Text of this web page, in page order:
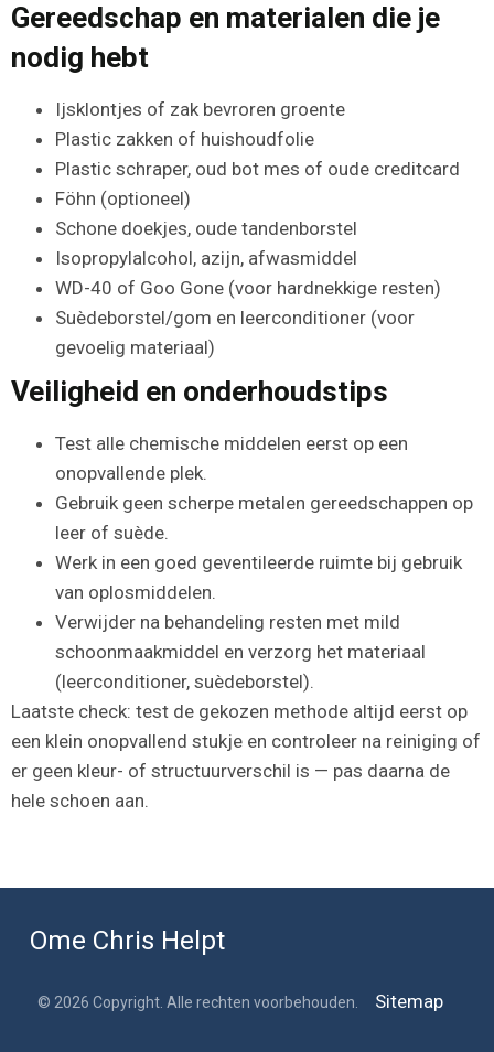
Gereedschap en materialen die je
nodig hebt
Ijsklontjes of zak bevroren groente
Plastic zakken of huishoudfolie
Plastic schraper, oud bot mes of oude creditcard
Föhn (optioneel)
Schone doekjes, oude tandenborstel
Isopropylalcohol, azijn, afwasmiddel
WD-40 of Goo Gone (voor hardnekkige resten)
Suèdeborstel/gom en leerconditioner (voor
gevoelig materiaal)
Veiligheid en onderhoudstips
Test alle chemische middelen eerst op een
onopvallende plek.
Gebruik geen scherpe metalen gereedschappen op
leer of suède.
Werk in een goed geventileerde ruimte bij gebruik
van oplosmiddelen.
Verwijder na behandeling resten met mild
schoonmaakmiddel en verzorg het materiaal
(leerconditioner, suèdeborstel).
Laatste check: test de gekozen methode altijd eerst op
een klein onopvallend stukje en controleer na reiniging of
er geen kleur- of structuurverschil is — pas daarna de
hele schoen aan.
Ome Chris Helpt
© 2026 Copyright. Alle rechten voorbehouden. Sitemap